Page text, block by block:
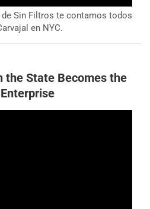
Sin Filtros te contamos todos
en NYC.
the State Becomes the